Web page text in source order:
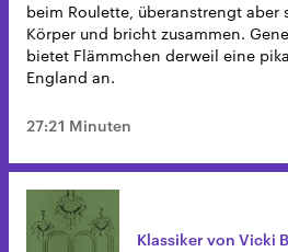
beim Roulette, überanstrengt aber
Körper und bricht zusammen.
bietet Flämmchen derweil eine
England an.
27:21 Minuten
Klassiker von Vicki